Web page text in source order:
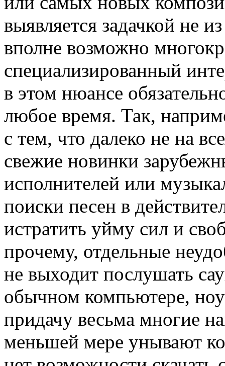
выявляется задачкой не
вполне возможно
специализированный
в этом нюансе
любое время. Так,
с тем, что далеко не на
свежие новинки
исполнителей или
поиски песен в
истратить уйму сил и
прочему, отдельные
не выходит послушать
обычном компьютере,
придачу весьма многие
меньшей мере унывают